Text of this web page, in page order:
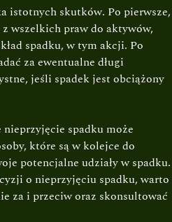
istotnych skutków. Po pierwsze,
wszelkich praw do aktywów,
spadku, w tym akcji. Po
za ewentualne długi
jeśli spadek jest obciążony
spadku może
które są w kolejce do
potencjalne udziały w spadku.
o nieprzyjęciu spadku, warto
za i przeciw oraz skonsultować